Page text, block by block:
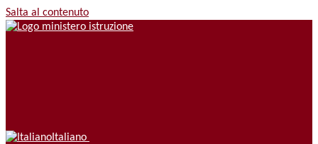
Salta al contenuto
Italiano